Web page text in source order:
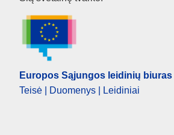
Europos Sąjungos leidinių biuras
Teisė | Duomenys | Leidiniai